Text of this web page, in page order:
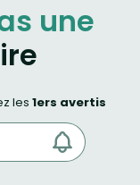
une
les 1ers avertis